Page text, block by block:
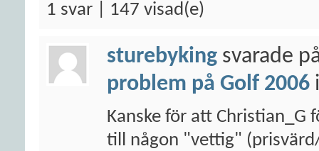
1 svar | 147 visad(e)
sturebyking svarade
problem på Golf 2006
Kanske för att Christian_G
till någon "vettig"